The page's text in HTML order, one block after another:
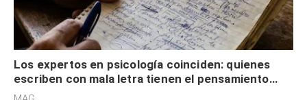
Los expertos en psicología coinciden: quienes
escriben con mala letra tienen el pensamiento
acelerado y no lo hacen por desinterés